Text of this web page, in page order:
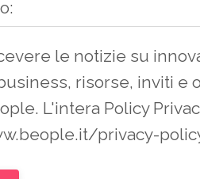
le notizie su
risorse, inviti e
L'intera Policy
privacy-